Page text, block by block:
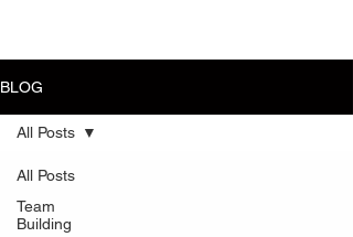
BLOG
All Posts
Team
Building
All Posts